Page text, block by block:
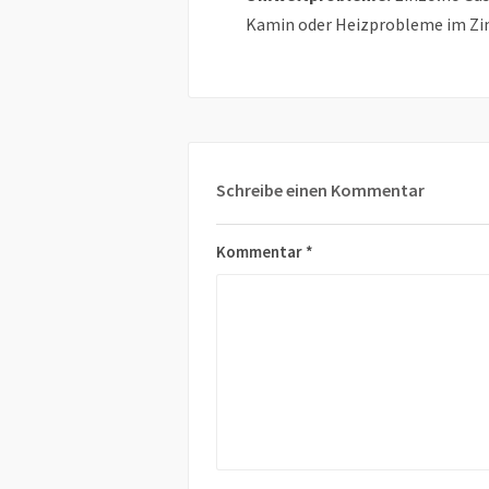
Kamin oder Heizprobleme im
Schreibe einen Kommentar
Kommentar *